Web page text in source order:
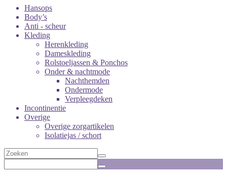
Hansops
Body’s
Anti - scheur
Kleding
Herenkleding
Dameskleding
Rolstoeljassen & Ponchos
Onder & nachtmode
Nachthemden
Ondermode
Verpleegdeken
Incontinentie
Overige
Overige zorgartikelen
Isolatiejas / schort